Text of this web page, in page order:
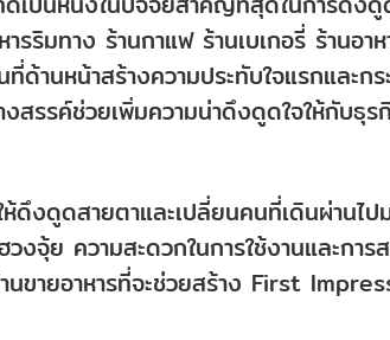
ารริมทาง ร้านกาแฟ ร้านเบเกอรี่ ร้านอ
านหน้าสร้างความประทับใจแรกและกร
สรรค์ช่วยเพิ่มความน่าดึงดูดใจให้กับธุร
ห้ดึงดูดสายตาและเปลี่ยนคนที่เดินผ่านไ
งจุ้ย ความสะดวกในการใช้งานและกา
นขายอาหารที่จะช่วยสร้าง First